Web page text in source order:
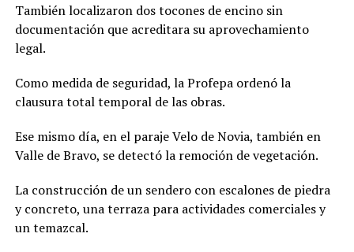
También localizaron dos tocones de encino sin
documentación que acreditara su aprovechamiento
legal.
Como medida de seguridad, la Profepa ordenó la
clausura total temporal de las obras.
Ese mismo día, en el paraje Velo de Novia, también en
Valle de Bravo, se detectó la remoción de vegetación.
La construcción de un sendero con escalones de piedra
y concreto, una terraza para actividades comerciales y
un temazcal.